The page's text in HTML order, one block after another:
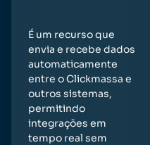
É um recurso que
envia e recebe dados
automaticamente
entre o Clickmassa e
outros sistemas,
permitindo
integrações em
tempo real sem